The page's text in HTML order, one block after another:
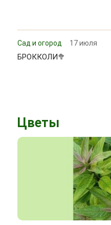
Сад и огород 17 июля
БРОККОЛИ🥦
Цветы